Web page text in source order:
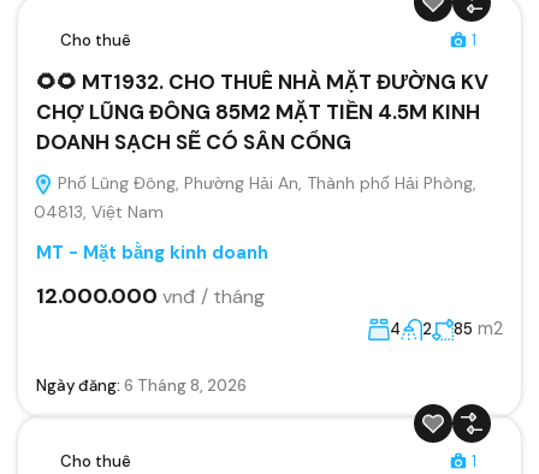
Cho thuê 1
🌻🌻 MT1932. CHO THUÊ NHÀ MẶT ĐƯỜNG KV
CHỢ LŨNG ĐÔNG 85M2 MẶT TIỀN 4.5M KINH
DOANH SẠCH SẼ CÓ SÂN CỔNG
Phố Lũng Đông, Phường Hải An, Thành phố Hải Phòng,
04813, Việt Nam
MT - Mặt bằng kinh doanh
12.000.000 vnđ / tháng
4 2 85 m2
Ngày đăng: 6 Tháng 8, 2026
Cho thuê 1